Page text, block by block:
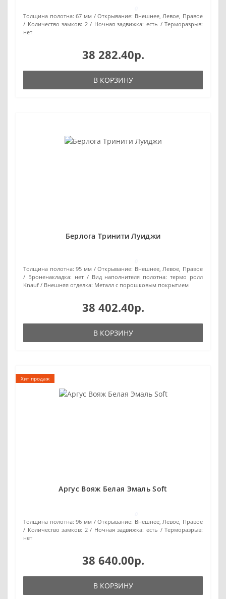
Толщина полотна: 67 мм Открывание: Внешнее, Левое, Правое
Количество замков: 2 Ночная задвижка: есть
Терморазрыв:
нет
38 282.40р.
В КОРЗИНУ
Берлога Тринити Луиджи
Толщина полотна: 95 мм Открывание: Внешнее, Левое, Правое
Броненакладка: нет Вид наполнителя полотна: термо ролл
Knauf
Внешняя отделка: Металл с порошковым покрытием
38 402.40р.
В КОРЗИНУ
Хит продаж
Аргус Вояж Белая Эмаль Soft
Толщина полотна: 96 мм Открывание: Внешнее, Левое, Правое
Количество замков: 2 Ночная задвижка: есть
Терморазрыв:
нет
38 640.00р.
В КОРЗИНУ